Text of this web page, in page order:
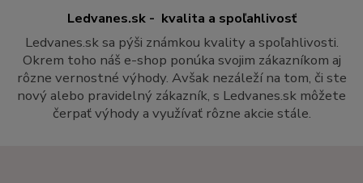
Ledvanes.sk - kvalita a spoľahlivosť
Ledvanes.sk sa pýši známkou kvality a spoľahlivosti.
Okrem toho náš e-shop ponúka svojim zákazníkom aj
rôzne vernostné výhody. Avšak nezáleží na tom, či ste
nový alebo pravidelný zákazník, s Ledvanes.sk môžete
čerpať výhody a využívať rôzne akcie stále.